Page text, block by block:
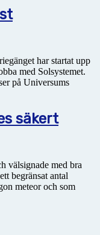
har startat upp
med Solsystemet.
på Universums
säkert
välsignade med bra
begränsat antal
meteor och som